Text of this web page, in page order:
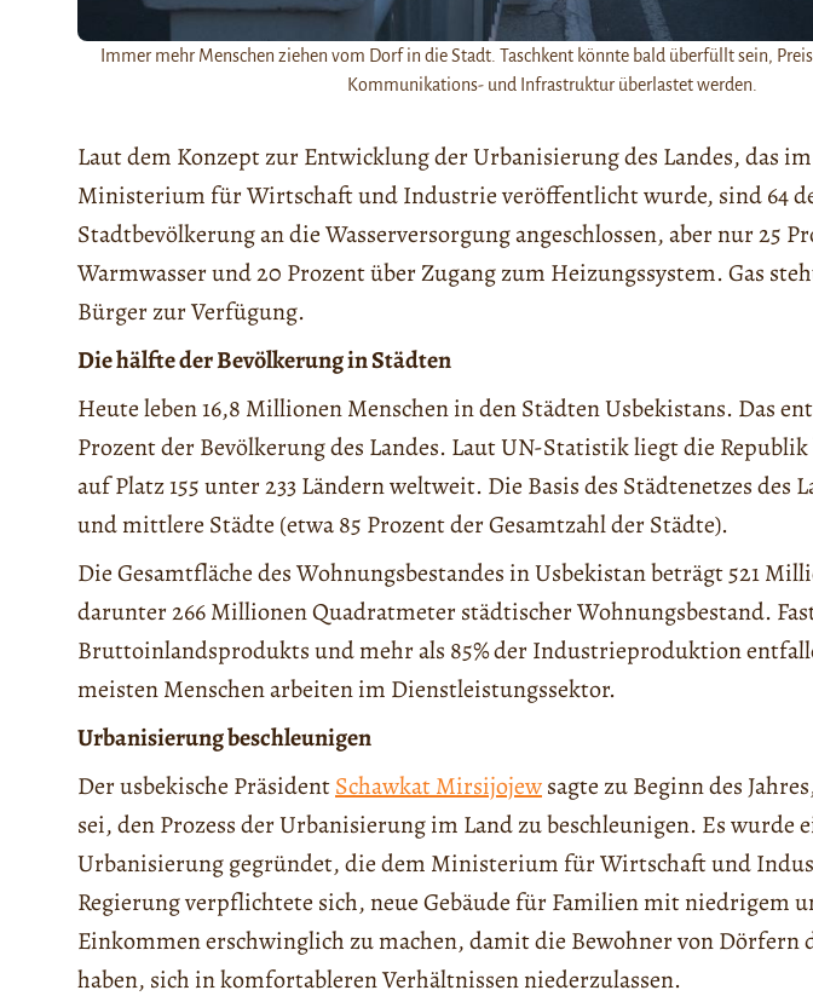
Immer mehr Menschen ziehen vom Dorf in die Stadt. Taschkent könnte bald überfüllt sein,
Kommunikations- und Infrastruktur überlastet werden.
Laut dem Konzept zur Entwicklung der Urbanisierung des Landes, das
Ministerium für Wirtschaft und Industrie veröffentlicht wurde, sind 64
Stadtbevölkerung an die Wasserversorgung angeschlossen, aber nur 25
Warmwasser und 20 Prozent über Zugang zum Heizungssystem. Gas
Bürger zur Verfügung.
Die hälfte der Bevölkerung in Städten
Heute leben 16,8 Millionen Menschen in den Städten Usbekistans. Das
Prozent der Bevölkerung des Landes. Laut UN-Statistik liegt die
auf Platz 155 unter 233 Ländern weltweit. Die Basis des Städtenetzes des
und mittlere Städte (etwa 85 Prozent der Gesamtzahl der Städte).
Die Gesamtfläche des Wohnungsbestandes in Usbekistan beträgt 521
darunter 266 Millionen Quadratmeter städtischer Wohnungsbestand.
Bruttoinlandsprodukts und mehr als 85% der Industrieproduktion
meisten Menschen arbeiten im Dienstleistungssektor.
Urbanisierung beschleunigen
Der usbekische PräsidentSchawkat Mirsijojewsagte zu Beginn des
sei, den Prozess der Urbanisierung im Land zu beschleunigen. Es wurde
Urbanisierung gegründet, die dem Ministerium für Wirtschaft und
Regierung verpflichtete sich, neue Gebäude für Familien mit niedrigem
Einkommen erschwinglich zu machen, damit die Bewohner von Dörfern
haben, sich in komfortableren Verhältnissen niederzulassen.